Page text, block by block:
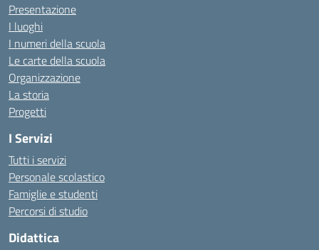
Presentazione
I luoghi
I numeri della scuola
Le carte della scuola
Organizzazione
La storia
Progetti
I Servizi
Tutti i servizi
Personale scolastico
Famiglie e studenti
Percorsi di studio
Didattica